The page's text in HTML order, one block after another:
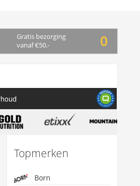
Gratis bezorging
vanaf €50.-
0
Topmerken
Born